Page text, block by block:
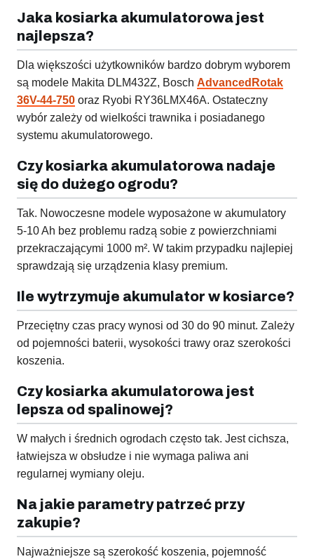
Jaka kosiarka akumulatorowa jest
najlepsza?
Dla większości użytkowników bardzo dobrym wyborem
są modele Makita DLM432Z, Bosch AdvancedRotak
36V-44-750 oraz Ryobi RY36LMX46A. Ostateczny
wybór zależy od wielkości trawnika i posiadanego
systemu akumulatorowego.
Czy kosiarka akumulatorowa nadaje
się do dużego ogrodu?
Tak. Nowoczesne modele wyposażone w akumulatory
5-10 Ah bez problemu radzą sobie z powierzchniami
przekraczającymi 1000 m². W takim przypadku najlepiej
sprawdzają się urządzenia klasy premium.
Ile wytrzymuje akumulator w kosiarce?
Przeciętny czas pracy wynosi od 30 do 90 minut. Zależy
od pojemności baterii, wysokości trawy oraz szerokości
koszenia.
Czy kosiarka akumulatorowa jest
lepsza od spalinowej?
W małych i średnich ogrodach często tak. Jest cichsza,
łatwiejsza w obsłudze i nie wymaga paliwa ani
regularnej wymiany oleju.
Na jakie parametry patrzeć przy
zakupie?
Najważniejsze są szerokość koszenia, pojemność